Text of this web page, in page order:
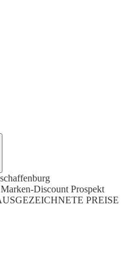
Discount Prospekt
PREISE